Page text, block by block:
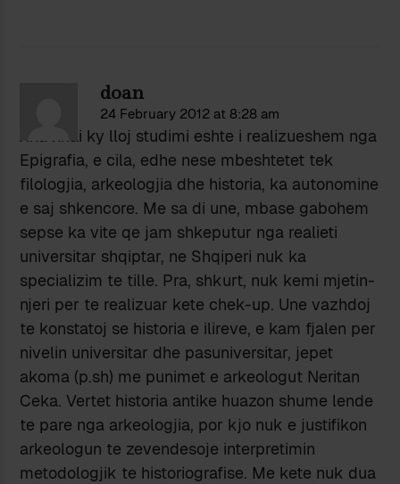
doan
24 February 2012 at 8:28 am
Xha xhai ky lloj studimi eshte i realizueshem nga
Epigrafia, e cila, edhe nese mbeshtetet tek
filologjia, arkeologjia dhe historia, ka autonomine
e saj shkencore. Me sa di une, mbase gabohem
sepse ka vite qe jam shkeputur nga realieti
universitar shqiptar, ne Shqiperi nuk ka
specializim te tille. Pra, shkurt, nuk kemi mjetin-
njeri per te realizuar kete chek-up. Une vazhdoj
te konstatoj se historia e ilireve, e kam fjalen per
nivelin universitar dhe pasuniversitar, jepet
akoma (p.sh) me punimet e arkeologut Neritan
Ceka. Vertet historia antike huazon shume lende
te pare nga arkeologjia, por kjo nuk e justifikon
arkeologun te zevendesoje interpretimin
metodologjik te historiografise. Me kete nuk dua